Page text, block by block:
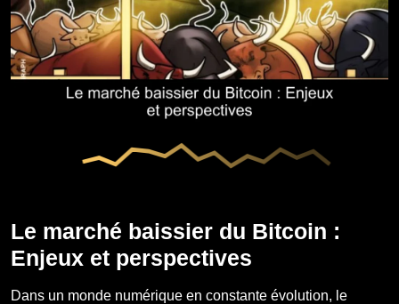
Le marché baissier du Bitcoin :
Enjeux et perspectives
Dans un monde numérique en constante évolution, le